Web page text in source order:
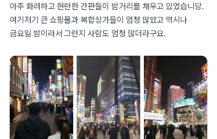
아주 화려하고 현란한 간판들이 밤거리를 채우고 있었습니당.
여기저기 큰 쇼핑몰과 복합상가들이 엄청 많았고 역시나
금요일 밤이라서 그런지 사람도 엄청 많더라구요.